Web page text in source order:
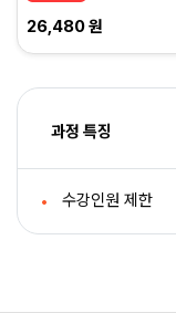
26,480 원
과정 특징
수강인원 제한